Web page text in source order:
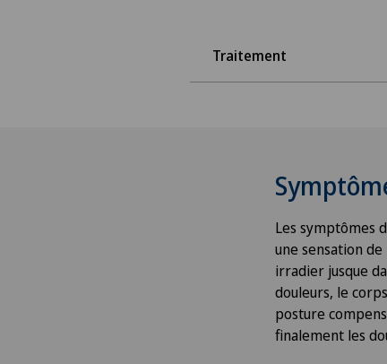
Traitement
Les symptômes
une sensation
irradier jusque
douleurs, le
posture
finalement les